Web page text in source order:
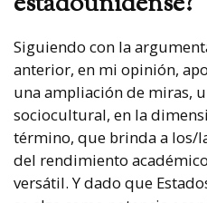
Siguiendo con la
anterior, en mi opinión,
una ampliación de miras,
sociocultural, en la
término, que brinda a los/
del rendimiento
versátil. Y dado que